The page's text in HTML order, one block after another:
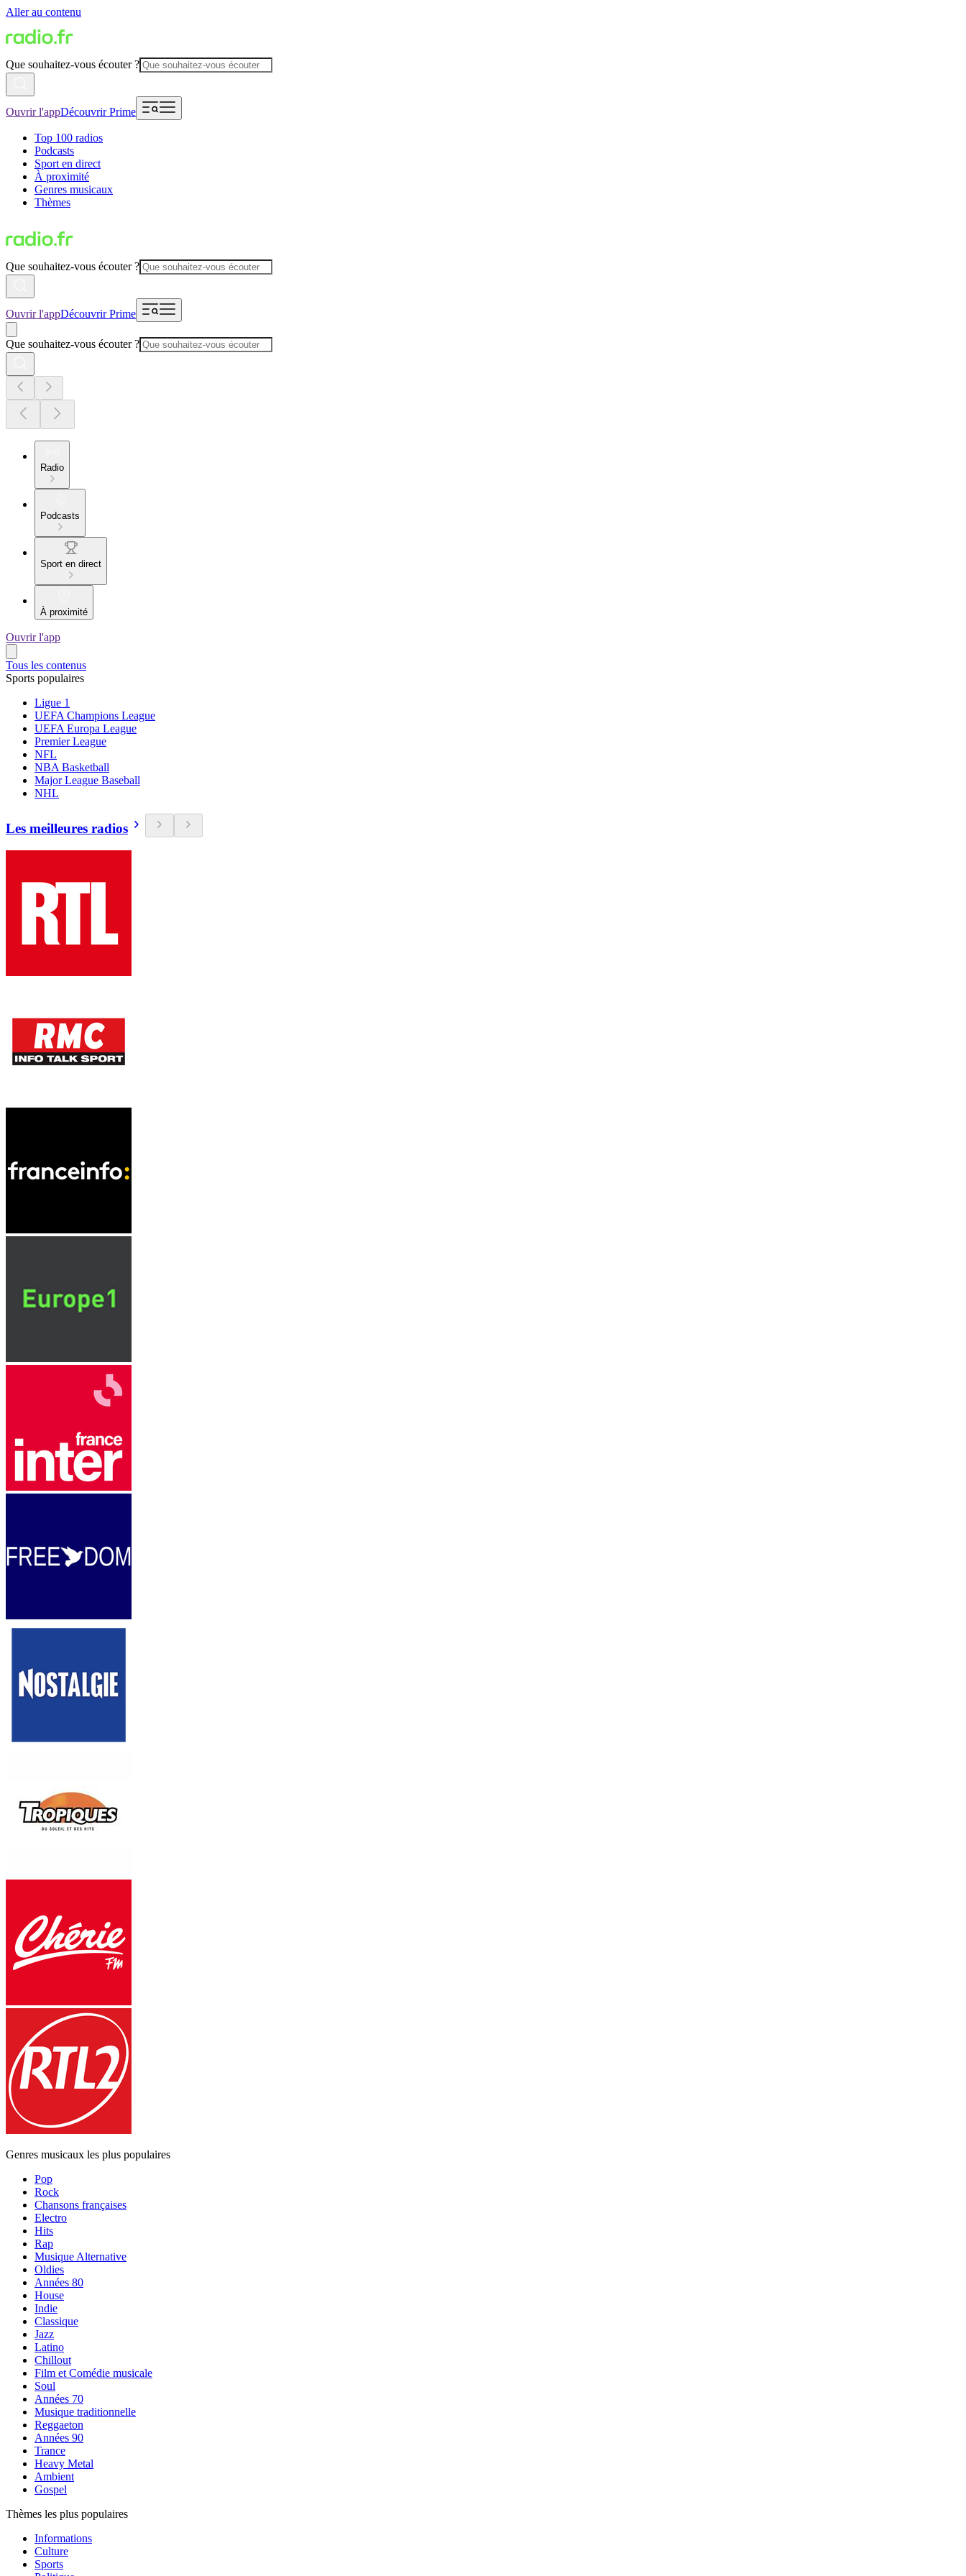
Aller au contenu
Que souhaitez-vous écouter ?
Ouvrir l'appDécouvrir Prime
Top 100 radios
Podcasts
Sport en direct
À proximité
Genres musicaux
Thèmes
Que souhaitez-vous écouter ?
Ouvrir l'appDécouvrir Prime
Que souhaitez-vous écouter ?
Radio
Podcasts
Sport en direct
À proximité
Ouvrir l'app
Tous les contenus
Sports populaires
Ligue 1
UEFA Champions League
UEFA Europa League
Premier League
NFL
NBA Basketball
Major League Baseball
NHL
Les meilleures radios
Genres musicaux les plus populaires
Pop
Rock
Chansons françaises
Electro
Hits
Rap
Musique Alternative
Oldies
Années 80
House
Indie
Classique
Jazz
Latino
Chillout
Film et Comédie musicale
Soul
Années 70
Musique traditionnelle
Reggaeton
Années 90
Trance
Heavy Metal
Ambient
Gospel
Thèmes les plus populaires
Informations
Culture
Sports